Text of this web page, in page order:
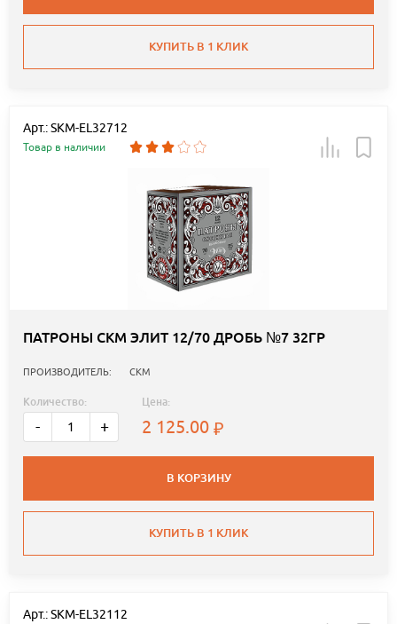
КУПИТЬ В 1 КЛИК
Арт.: SKM-EL32712
Товар в наличии
ПАТРОНЫ СКМ ЭЛИТ 12/70 ДРОБЬ №7 32ГР
ПРОИЗВОДИТЕЛЬ: СКМ
Количество:
- +
Цена:
2 125.00
В КОРЗИНУ
КУПИТЬ В 1 КЛИК
Арт.: SKM-EL32112